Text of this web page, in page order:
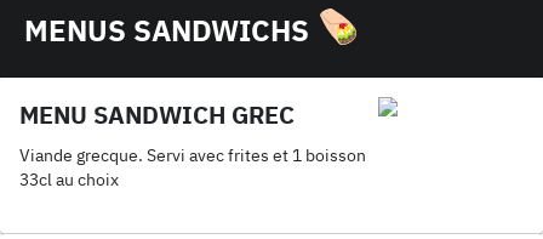
MENUS SANDWICHS
MENU SANDWICH GREC
Viande grecque. Servi avec frites et 1 boisson
33cl au choix